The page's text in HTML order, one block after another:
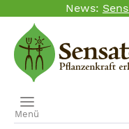
Zum Hauptinhalt
News:
Menü